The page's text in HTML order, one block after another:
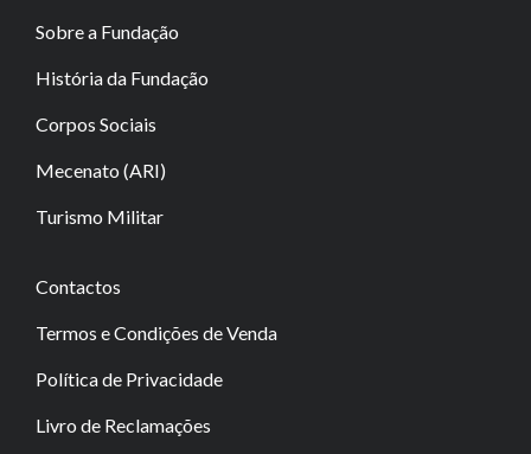
Sobre a Fundação
História da Fundação
Corpos Sociais
Mecenato (ARI)
Turismo Militar
Contactos
Termos e Condições de Venda
Política de Privacidade
Livro de Reclamações